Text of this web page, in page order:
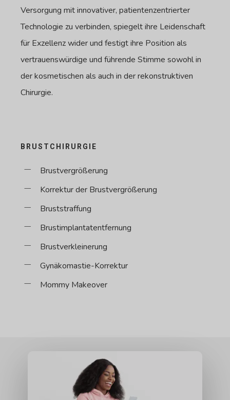
Versorgung mit innovativer, patientenzentrierter
Technologie zu verbinden, spiegelt ihre Leidenschaft
für Exzellenz wider und festigt ihre Position als
vertrauenswürdige und führende Stimme sowohl in
der kosmetischen als auch in der rekonstruktiven
Chirurgie.
BRUSTCHIRURGIE
Brustvergrößerung
Korrektur der Brustvergrößerung
Bruststraffung
Brustimplantatentfernung
Brustverkleinerung
Gynäkomastie-Korrektur
Mommy Makeover